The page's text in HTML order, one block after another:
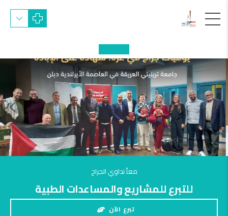
معاً نداوي الجراح
للتبرع للمشاريع والمساعدات الطبية
تبرع الآن